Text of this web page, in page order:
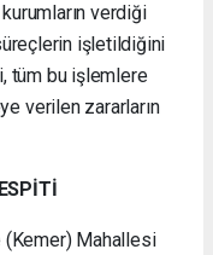
verdiği
işletildiğini
tüm bu işlemlere
verilen zararların
(Kemer) Mahallesi